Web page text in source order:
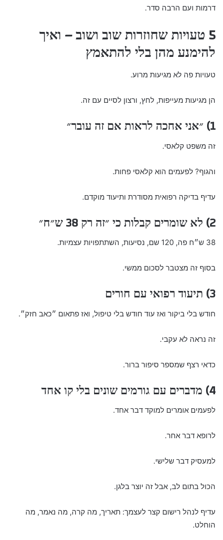
דרמות ועם הרבה סדר.
5 טעויות שחוזרות שוב ושוב – ואיך
להימנע מהן בלי להתאמץ
טעויות פה לא מגיעות מרוע.
הן מגיעות מעייפות, לחץ, ורצון לסיים עם זה.
1) ״אני אחכה לראות אם זה עובר״
זה משפט קלאסי.
והגוף? לפעמים הוא קלאסי פחות.
עדיף בדיקה רפואית מסודרת ותיעוד מוקדם.
2) לא שומרים קבלות כי ״זה רק 38 ש״ח״
38 ש״ח פה, 120 שם, נסיעות, השתתפויות עצמיות.
בסוף זה מצטבר לסכום ממשי.
3) תיעוד רפואי עם חורים
חודש בלי ביקור ואז עוד חודש בלי טיפול, ואז פתאום ״כאב חזק״.
זה נראה לא עקבי.
כדאי רצף שמספר סיפור ברור.
4) מדברים עם גורמים שונים בלי קו אחד
לפעמים אומרים למוקד דבר אחד.
לרופא דבר אחר.
למעסיק דבר שלישי.
הכול בתום לב, אבל זה יוצר בלגן.
עדיף לנהל רישום קצר לעצמך: תאריך, מה קרה, מה נאמר, מה
הוחלט.